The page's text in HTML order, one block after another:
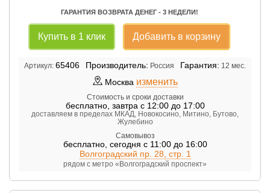
ГАРАНТИЯ ВОЗВРАТА ДЕНЕГ - 3 НЕДЕЛИ!
Купить в 1 клик Добавить в корзину
Артикул: 65406 Производитель: Россия Гарантия: 12 мес.
Москва изменить
Стоимость и сроки доставки
бесплатно, завтра с 12:00 до 17:00
доставляем в пределах МКАД, Новокосино, Митино, Бутово,
Жулебино
Самовывоз
бесплатно, сегодня с 11:00 до 16:00
Волгоградский пр. 28, стр. 1
рядом с метро «Волгоградский проспект»